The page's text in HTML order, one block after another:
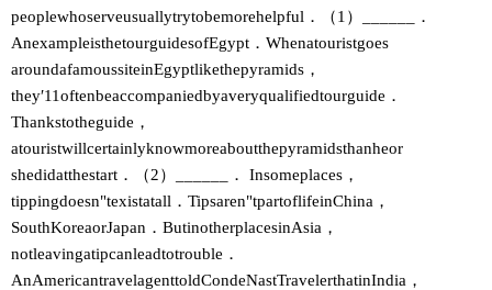
peoplewhoserveusuallytrytobemorehelpful．（1）______．
AnexampleisthetourguidesofEgypt．Whenatouristgoes
aroundafamoussiteinEgyptlikethepyramids，
they′11oftenbeaccompaniedbyaveryqualifiedtourguide．
Thankstotheguide，
atouristwillcertainlyknowmoreaboutthepyramidsthanheor
shedidatthestart．（2）______． Insomeplaces，
tippingdoesn"texistatall．Tipsaren"tpartoflifeinChina，
SouthKoreaorJapan．ButinotherplacesinAsia，
notleavingatipcanleadtotrouble．
AnAmericantravelagenttoldCondeNastTravelerthatinIndia，